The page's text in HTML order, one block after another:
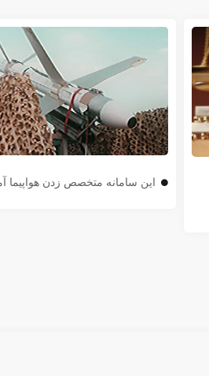
این سامانه متخصص زدن هواپیما